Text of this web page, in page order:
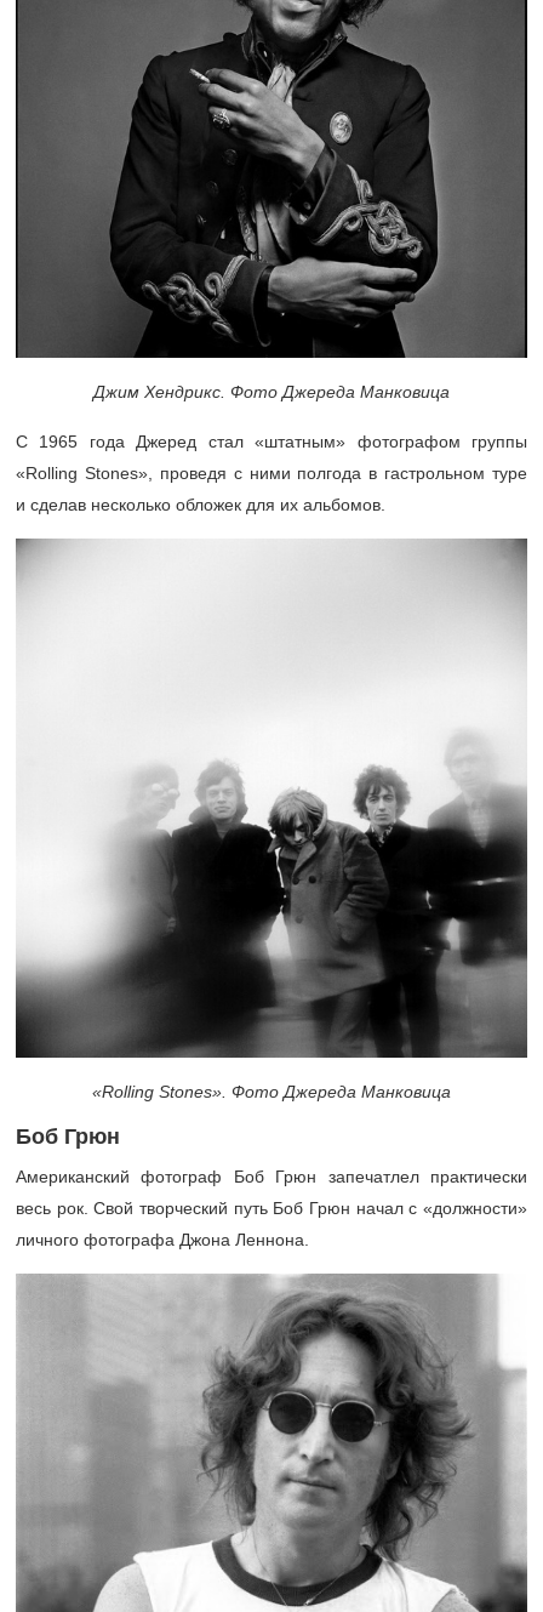
Джим Хендрикс. Фото Джереда Манковица
С 1965 года Джеред стал «штатным» фотографом группы
«Rolling Stones», проведя с ними полгода в гастрольном туре
и сделав несколько обложек для их альбомов.
«Rolling Stones». Фото Джереда Манковица
Боб Грюн
Американский фотограф Боб Грюн запечатлел практически
весь рок. Свой творческий путь Боб Грюн начал с «должности»
личного фотографа Джона Леннона.